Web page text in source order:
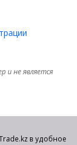
и не является
в удобное